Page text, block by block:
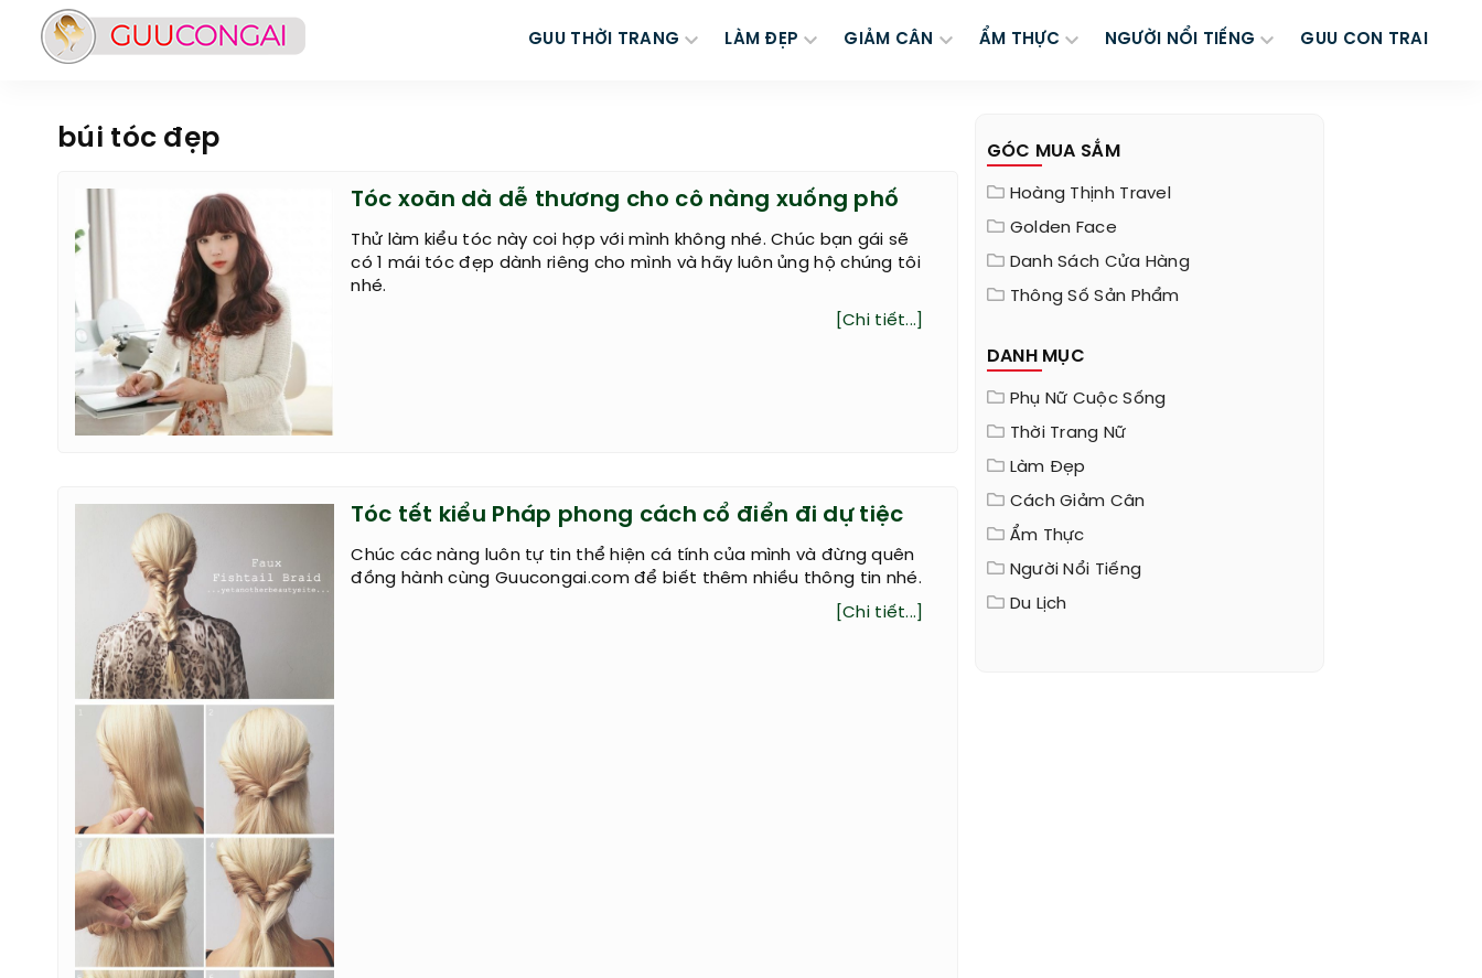
GUU THỜI TRANG LÀM ĐẸP GIẢM CÂN ẨM THỰC NGƯỜI NỔI TIẾNG GUU CON TRAI
búi tóc đẹp
Tóc xoăn dà dễ thương cho cô nàng xuống phố
Thử làm kiểu tóc này coi hợp với mình không nhé. Chúc bạn gái sẽ
có 1 mái tóc đẹp dành riêng cho mình và hãy luôn ủng hộ chúng tôi
nhé.
[Chi tiết...]
Tóc tết kiểu Pháp phong cách cổ điển đi dự tiệc
Chúc các nàng luôn tự tin thể hiện cá tính của mình và đừng quên
đồng hành cùng Guucongai.com để biết thêm nhiều thông tin nhé.
[Chi tiết...]
GÓC MUA SẮM
Hoàng Thịnh Travel
Golden Face
Danh Sách Cửa Hàng
Thông Số Sản Phẩm
DANH MỤC
Phụ Nữ Cuộc Sống
Thời Trang Nữ
Làm Đẹp
Cách Giảm Cân
Ẩm Thực
Người Nổi Tiếng
Du Lịch